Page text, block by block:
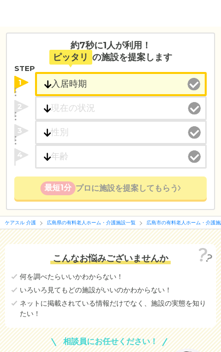
約7秒に1人が利用！
ピッタリ の施設を提案します
STEP
1
2
3
4
最短1分 プロに施設を提案してもらう
ケアスル 介護 広島県の有料老人ホーム・介護施設一覧 広島市の有料老人ホーム・介護
こんなお悩みございませんか
何を調べたらいいかわからない！
いろいろ見てもどの施設がいいのかわからない！
ネットに掲載されている情報だけでなく、施設の実態を知り
たい！
相談員にお任せください！